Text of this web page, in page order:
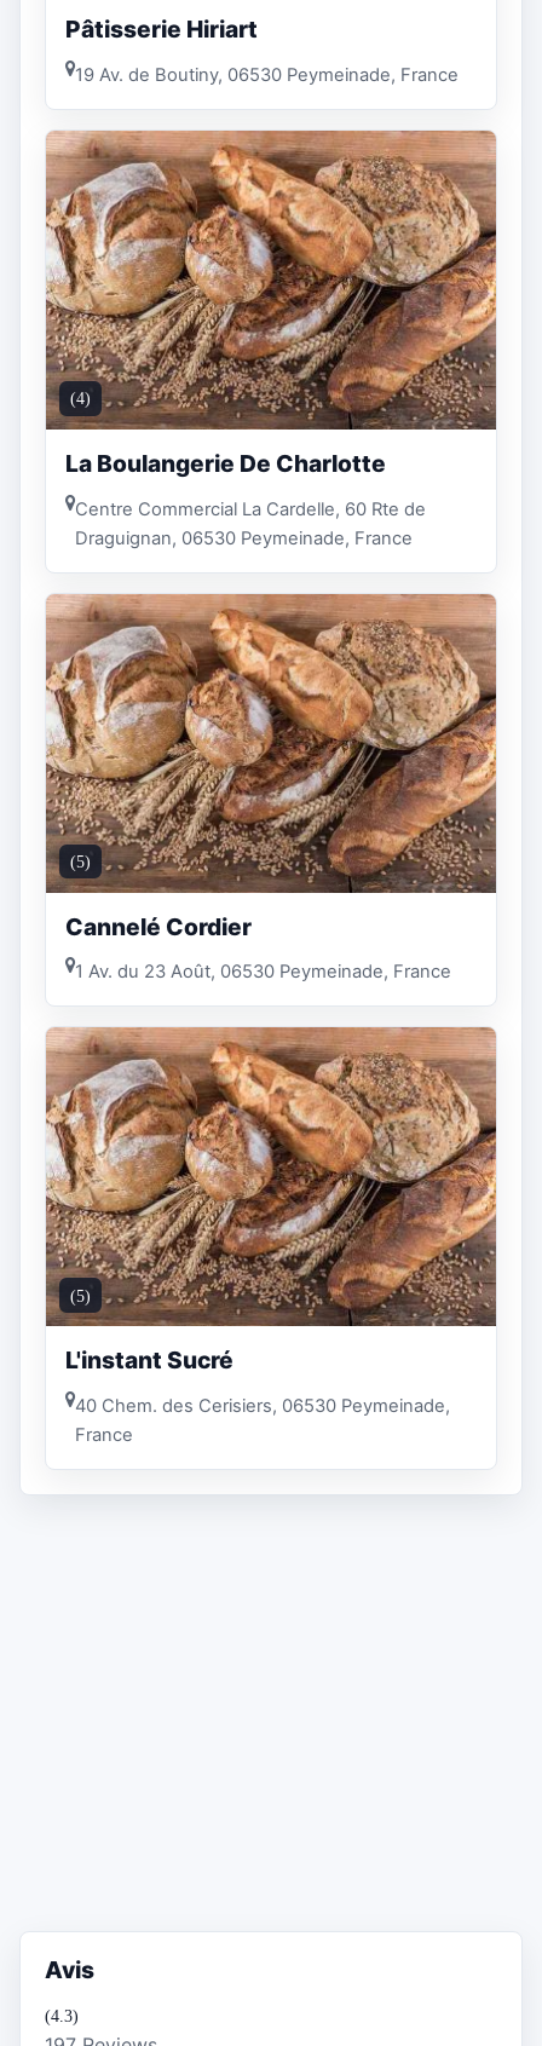
Pâtisserie Hiriart
19 Av. de Boutiny, 06530 Peymeinade, France
(4)
La Boulangerie De Charlotte
Centre Commercial La Cardelle, 60 Rte de
Draguignan, 06530 Peymeinade, France
(5)
Cannelé Cordier
1 Av. du 23 Août, 06530 Peymeinade, France
(5)
L'instant Sucré
40 Chem. des Cerisiers, 06530 Peymeinade,
France
Avis
(4.3)